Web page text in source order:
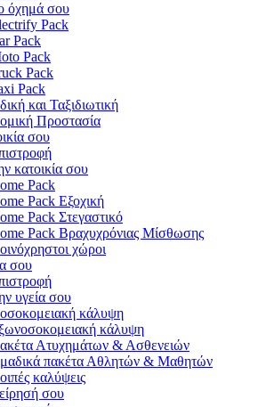
όχημά σου
Pack
Pack
Pack
Pack
Pack
και Ταξιδιωτική
Προστασία
σου
κατοικία σου
Pack
Pack Εξοχική
Pack Στεγαστικό
Pack Βραχυχρόνιας Μίσθωσης
χώροι
σου
υγεία σου
κάλυψη
κάλυψη
Ατυχημάτων & Ασθενειών
πακέτα Αθλητών & Μαθητών
καλύψεις
σου